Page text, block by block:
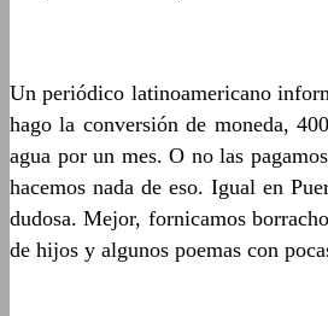
Un periódico latinoamericano
hago la conversión de moneda,
agua por un mes. O no las
hacemos nada de eso. Igual en
dudosa. Mejor, fornicamos
de hijos y algunos poemas con